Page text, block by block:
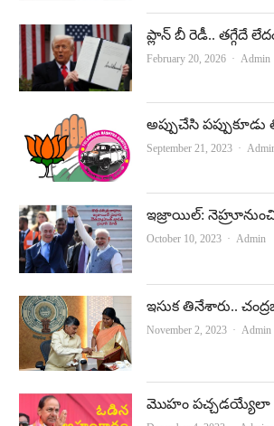
ప్లాన్‌ బీ రెడీ.. తగ్గేదే
February 20, 2026 Author
Admin
అప్పుచేసి పప్పుకూడు
September 21, 2023
ఇజ్రాయిల్‌:
October 10, 2023 Author
Admin
ఇసుక తినేశారు..
November 2, 2023 Author
Admin
మొహం పచ్చడయ్యేలా